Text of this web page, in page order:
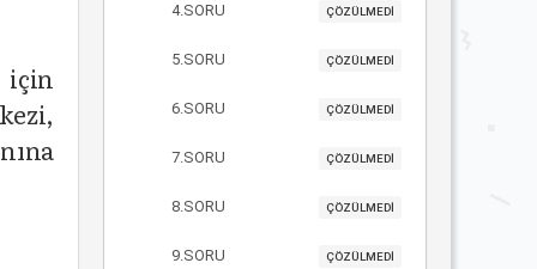
için
4.SORU ÇÖZÜLMEDİ
5.SORU ÇÖZÜLMEDİ
6.SORU ÇÖZÜLMEDİ
7.SORU ÇÖZÜLMEDİ
8.SORU ÇÖZÜLMEDİ
9.SORU ÇÖZÜLMEDİ